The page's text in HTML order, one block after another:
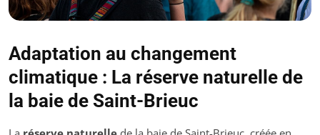
Adaptation au changement
climatique : La réserve naturelle de
la baie de Saint-Brieuc